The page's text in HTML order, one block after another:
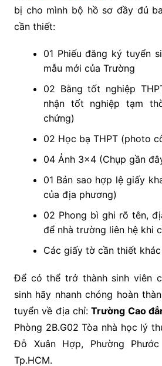
bị cho mình bộ hồ sơ đầy đủ
cần thiết:
01 Phiếu đăng ký tuyển
mẫu mới của Trường
02 Bằng tốt nghiệp
nhận tốt nghiệp tạm
chứng)
02 Học bạ THPT (photo
04 Ảnh 3×4 (Chụp gần
01 Bản sao hợp lệ giấy
của địa phương)
02 Phong bì ghi rõ tên,
để nhà trường liên hệ khi
Các giấy tờ cần thiết
Để có thể trở thành sinh viên
sinh hãy nhanh chóng hoàn
tuyển về địa chỉ:Trường Cao
Phòng 2B.G02 Tòa nhà học lý
Đỗ Xuân Hợp, Phường
Tp.HCM.